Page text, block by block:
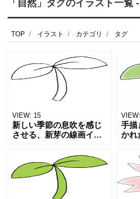
「自然」タグのイラスト一覧
TOP イラスト カテゴリ タグ
VIEW: 15
新しい季節の息吹を感じ
させる、新芽の線画イラ
らかなタッチが特徴で、
春のお便りや教材、デザ
イン素材として幅広く使
えます。 自然のやさしさ
VIEW:
手描
かれ
色
空
す
ド、
な